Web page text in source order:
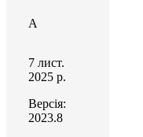
A
7 лист.
2025 р.
Версія:
2023.8